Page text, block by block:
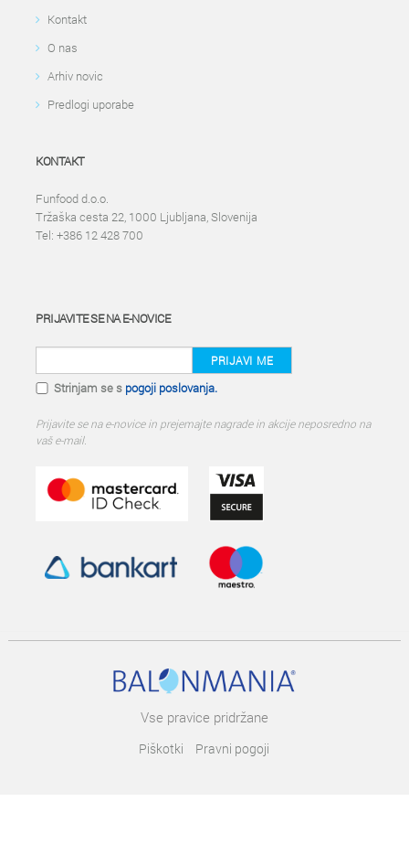
Kontakt
O nas
Arhiv novic
Predlogi uporabe
KONTAKT
Funfood d.o.o.
Tržaška cesta 22, 1000 Ljubljana, Slovenija
Tel: +386 12 428 700
PRIJAVITE SE NA E-NOVICE
PRIJAVI ME
Strinjam se s pogoji poslovanja.
Prijavite se na e-novice in prejemajte nagrade in akcije neposredno na
vaš e-mail.
Vse pravice pridržane
Piškotki Pravni pogoji